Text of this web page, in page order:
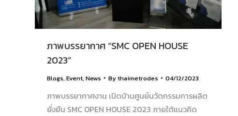
ภาพบรรยากาศ “SMC OPEN HOUSE
2023”
Blogs, Event, News Bythaimetrodes 04/12/2023
ภาพบรรยากาศงาน เปิดบ้านศูนย์นวัตกรรมการผลิต
ยั่งยืน SMC OPEN HOUSE 2023 ภายใต้แนวคิด